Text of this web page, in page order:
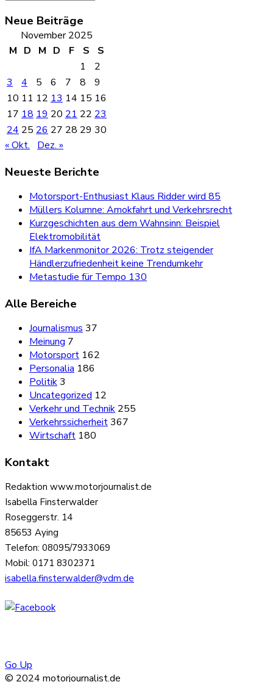
Neue Beiträge
November 2025
M D M D F S
S
1
2
3
4 5 6 7 8
9
10 11 12 13 14 15 16
17 18 19 20 21 22 23
24 25 26 27 28 29 30
« Okt.
Dez. »
Neueste Berichte
Motorsport-Enthusiast Klaus Ridder wird 85
Müllers Kolumne: Amokfahrt und Verkehrsrecht
Kurzgeschichten aus dem Wahnsinn: Beispiel
Elektromobilität
IfA Markenmonitor 2026: Trotz steigender
Händlerzufriedenheit keine Trendumkehr
Metastudie für Tempo 130
Alle Bereiche
Journalismus 37
Meinung 7
Motorsport 162
Personalia 186
Politik3
Uncategorized 12
Verkehr und Technik 255
Verkehrssicherheit367
Wirtschaft 180
Kontakt
Redaktion www.motorjournalist.de
Isabella Finsterwalder
Roseggerstr. 14
85653 Aying
Telefon: 08095/7933069
Mobil: 0171 8302371
isabella.finsterwalder@vdm.de
Go Up
© 2024 motorjournalist.de